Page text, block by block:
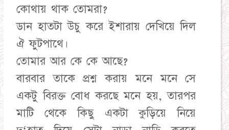
কোথায় থাক তোমরা?
ডান হাতটা উচু করে ইশারায় দেখিয়ে দিল
ঐ ফুটপাথে।
তোমার আর কে কে আছে?
বারবার তাকে প্রশ্ন করায় মনে মনে সে
একটু বিরক্ত বোধ করছে মনে হয়, তারপর
মাটি থেকে কিছু একটা কুড়িয়ে নিয়ে